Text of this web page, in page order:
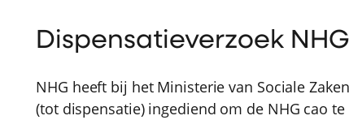
Dispensatieverzoek
NHG heeft bij het Ministerie van Sociale
(tot dispensatie) ingediend om de NHG cao